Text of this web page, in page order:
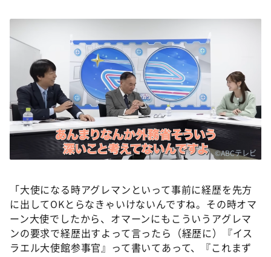
©ABCテレビ
「大使になる時アグレマンといって事前に経歴を先方
に出してOKとらなきゃいけないんですね。その時オマ
ーン大使でしたから、オマーンにもこういうアグレマ
ンの要求で経歴出すよって言ったら（経歴に）『イス
ラエル大使館参事官』って書いてあって、『これまず